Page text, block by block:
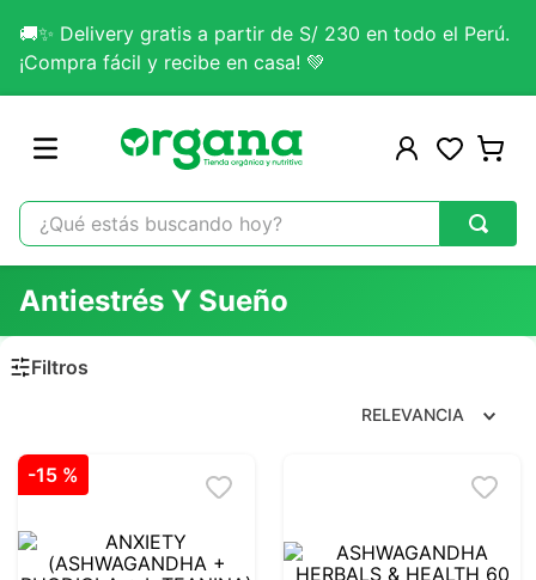
🚚✨ Delivery gratis a partir de S/ 230 en todo el Perú.
¡Compra fácil y recibe en casa! 💚
¿Qué estás buscando hoy?
1 .
omega 3
2.
citrato magnesio
5.
glicinato magnesio
7.
lab nutrition
Antiestrés Y Sueño
RELEVANCIA
-15 %